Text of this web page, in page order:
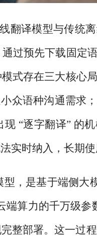
翻译模型与传统
过预先下载固定
式存在三大核心
众语种沟通需求
“逐字翻译” 的
实时纳入，长期使
，是基于端侧大
端算力的千万级
整部署。这一过